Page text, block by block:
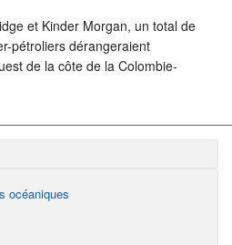
et Kinder Morgan, un total de
pétroliers dérangeraient
de la côte de la Colombie-
océaniques